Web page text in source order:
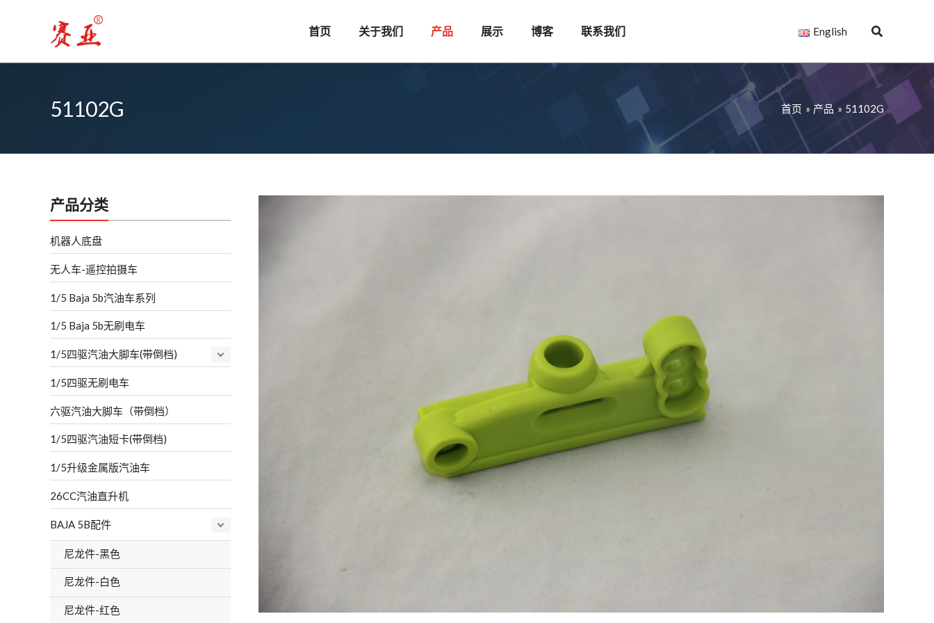
首页 关于我们 产品 展示 博客 联系我们 English
51102G 首页 产品 51102G
产品分类
机器人底盘
无人车-遥控拍摄车
1/5 Baja 5b汽油车系列
1/5 Baja 5b无刷电车
1/5四驱汽油大脚车(带倒档)
1/5四驱无刷电车
六驱汽油大脚车（带倒档）
1/5四驱汽油短卡(带倒档)
1/5升级金属版汽油车
26CC汽油直升机
BAJA 5B配件
尼龙件-黑色
尼龙件-白色
尼龙件-红色